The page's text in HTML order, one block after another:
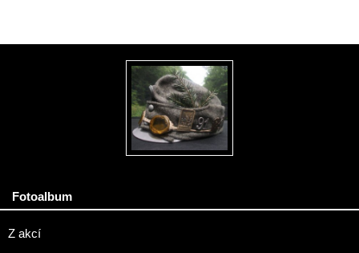
Fotoalbum
Z akcí